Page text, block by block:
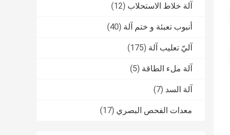
آلة خلاط الاستحلاب (12)
أنبوب تعبئة و ختم آلة (40)
آليّ تعليب آلة (175)
آلة ملء الطاقة (5)
آلة السد (7)
معدات الفحص البصري (17)